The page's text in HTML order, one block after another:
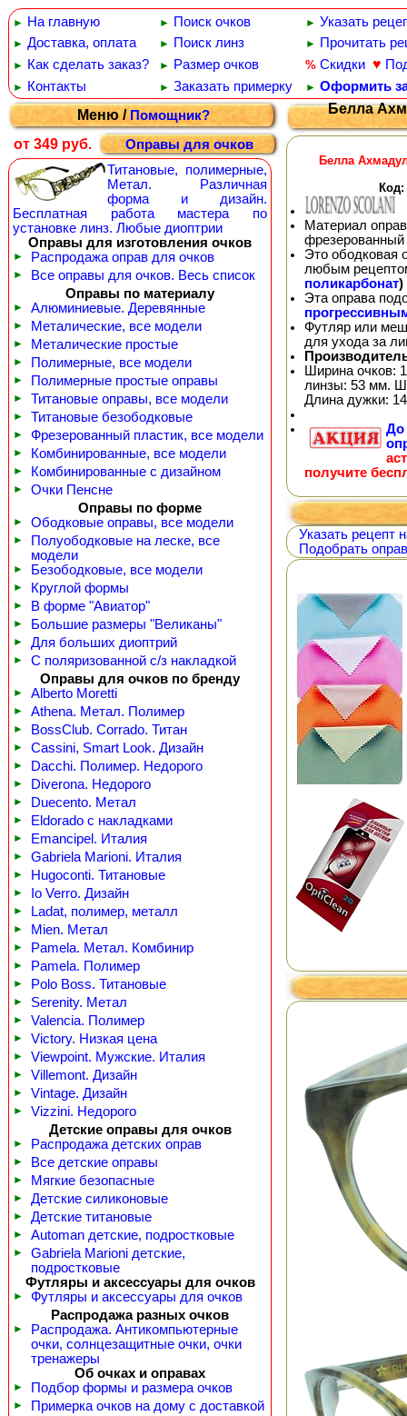
► На главную ► Поиск очков ► Указать
► Доставка, оплата ► Поиск линз ► Прочитать
► Как сделать заказ? ► Размер очков % Скидки ♥
► Контакты ► Заказать примерку ► Оформить
Меню /Помощник?
от 349 руб.
Оправы для очков
Титановые, полимерные,
Метал. Различная
форма и дизайн.
Бесплатная работа мастера по
установке линз. Любые диоптрии
Оправы для изготовления очков
► Распродажа оправ для очков
►
Все оправы для очков. Весь список
Оправы по материалу
► Алюминиевые. Деревянные
► Металические, все модели
► Металические простые
► Полимерные, все модели
► Полимерные простые оправы
► Титановые оправы, все модели
► Титановые безободковые
► Фрезерованный пластик, все модели
► Комбинированные, все модели
► Комбинированные с дизайном
►
Очки Пенсне
Оправы по форме
► Ободковые оправы, все модели
►
Полуободковые на леске, все
модели
► Безободковые, все модели
► Круглой формы
► В форме "Авиатор"
► Большие размеры "Великаны"
► Для больших диоптрий
►
С поляризованной с/з накладкой
Оправы для очков по бренду
► Alberto Moretti
► Athena. Метал. Полимер
► BossClub. Corrado. Титан
► Cassini, Smart Look. Дизайн
► Dacchi. Полимер. Недорого
► Diverona. Недорого
► Duecento. Метал
► Eldorado с накладками
► Emancipel. Италия
► Gabriela Marioni. Италия
► Hugoconti. Титановые
► Io Verro. Дизайн
► Ladat, полимер, металл
► Mien. Метал
► Pamela. Метал. Комбинир
► Pamela. Полимер
► Polo Boss. Титановые
► Serenity. Метал
► Valencia. Полимер
► Victory. Низкая цена
► Viewpoint. Мужские. Италия
► Villemont. Дизайн
► Vintage. Дизайн
►
Vizzini. Недорого
Детские оправы для очков
► Распродажа детских оправ
► Все детские оправы
► Мягкие безопасные
► Детские силиконовые
► Детские титановые
► Automan детские, подростковые
►
Gabriela Marioni детские,
подростковые
Футляры и аксессуары для очков
►
Футляры и аксессуары для очков
Распродажа разных очков
►
Распродажа. Антикомпьютерные
очки, солнцезащитные очки, очки
тренажеры
Об очках и оправах
► Подбор формы и размера очков
► Примерка очков на дому с доставкой
Белла
Белла
Код:
Материал
фрезерованный
Это ободковая
любым
поликарбонат)
Эта оправа
Футляр или
для ухода за
Ширина очков:
линзы: 53 мм.
Длина дужки:
До
получите
Указать рецепт
Подобрать